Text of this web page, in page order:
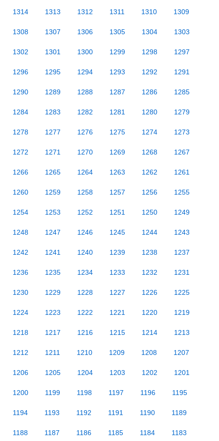
1314 1313 1312 1311 1310 1309
1308 1307 1306 1305 1304 1303
1302 1301 1300 1299 1298 1297
1296 1295 1294 1293 1292 1291
1290 1289 1288 1287 1286 1285
1284 1283 1282 1281 1280 1279
1278 1277 1276 1275 1274 1273
1272 1271 1270 1269 1268 1267
1266 1265 1264 1263 1262 1261
1260 1259 1258 1257 1256 1255
1254 1253 1252 1251 1250 1249
1248 1247 1246 1245 1244 1243
1242 1241 1240 1239 1238 1237
1236 1235 1234 1233 1232 1231
1230 1229 1228 1227 1226 1225
1224 1223 1222 1221 1220 1219
1218 1217 1216 1215 1214 1213
1212 1211 1210 1209 1208 1207
1206 1205 1204 1203 1202 1201
1200 1199 1198 1197 1196 1195
1194 1193 1192 1191 1190 1189
1188 1187 1186 1185 1184 1183